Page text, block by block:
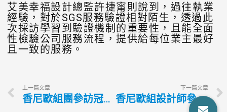
艾美幸福設計總監許捷甯則說到，過往執業
經驗，對於SGS服務驗證相對陌生，透過此
次採訪學習到驗證機制的重要性，且能全面
性檢驗公司服務流程，提供給每位業主最好
且一致的服務。
上一篇文章
香尼歐組團參訪冠軍磁磚 室內設計師獲益良多
下一篇文章
香尼歐組設計師參訪團參訪SGS 提升室內設計師服務應變力